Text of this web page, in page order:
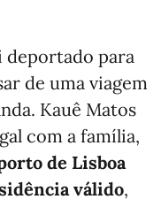
deportado para
de uma viagem
Kauê Matos
com a família,
de Lisboa
válido,